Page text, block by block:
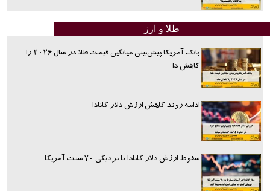
طلا و ارز
بانک آمریکا پیش‌بینی میانگین قیمت طلا در سال ۲۰۲۶ را
کاهش دا
ادامه روند کاهش ارزش دلار کانادا
سقوط ارزش دلار کانادا تا نزدیکی ۷۰ سنت آمریکا